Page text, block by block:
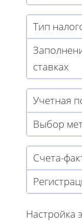
Тип
ставках
Учетная
Выбор
Счета-
Настройка